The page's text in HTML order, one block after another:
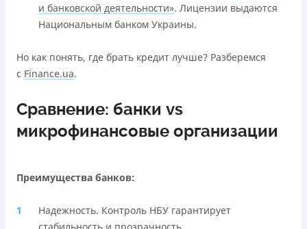
и банковской деятельности». Лицензии выдаются
Национальным банком Украины.
Но как понять, где брать кредит лучше? Разберемся
с Finance.ua.
Сравнение: банки vs
микрофинансовые организации
Преимущества банков:
Надежность. Контроль НБУ гарантирует
стабильность и прозрачность.